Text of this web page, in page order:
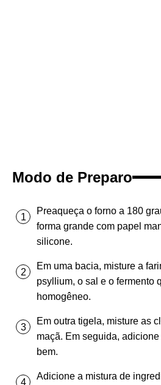
Modo de Preparo
Preaqueça o forno a 180
forma grande com papel
silicone.
Em uma bacia, misture a
psyllium, o sal e o fermento
homogêneo.
Em outra tigela, misture as
maçã. Em seguida,
bem.
Adicione a mistura de